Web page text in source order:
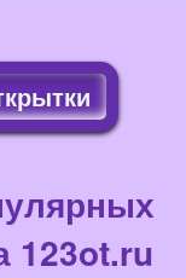
123ot.ru